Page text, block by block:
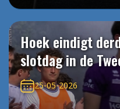
Hoek eindigt
slotdag in de
25-05-2026